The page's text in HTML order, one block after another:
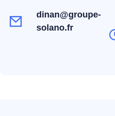
dinan@groupe-
solano.fr